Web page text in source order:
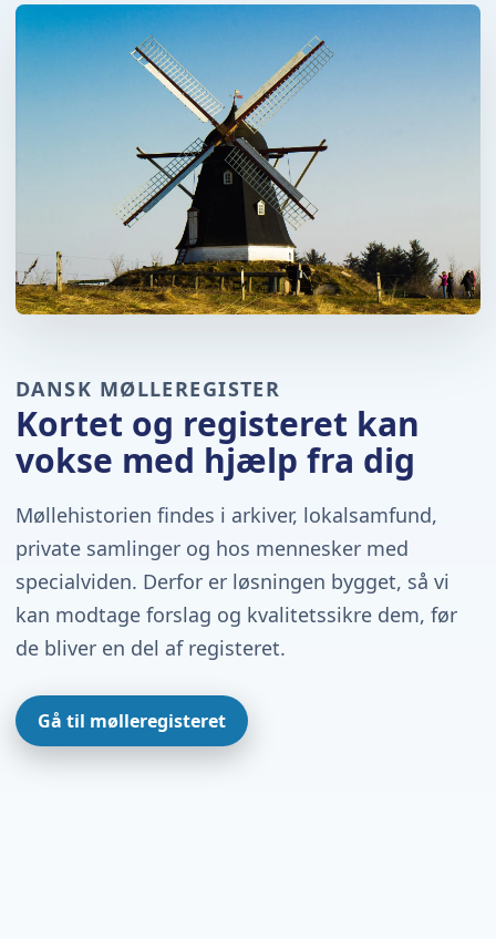
DANSK MØLLEREGISTER
Kortet og registeret kan
vokse med hjælp fra dig
Møllehistorien findes i arkiver, lokalsamfund,
private samlinger og hos mennesker med
specialviden. Derfor er løsningen bygget, så vi
kan modtage forslag og kvalitetssikre dem, før
de bliver en del af registeret.
Gå til mølleregisteret